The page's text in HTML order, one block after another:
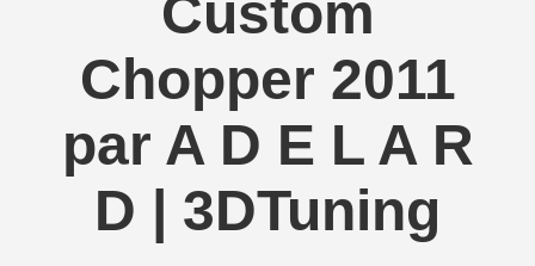
Custom
Chopper 2011
par A D E L A R
D | 3DTuning